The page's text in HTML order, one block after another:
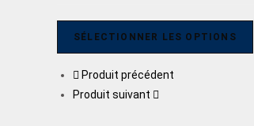
SÉLECTIONNER LES OPTIONS
Produit précédent
Produit suivant